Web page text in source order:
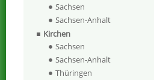
Sachsen
Sachsen-Anhalt
Kirchen
Sachsen
Sachsen-Anhalt
Thüringen